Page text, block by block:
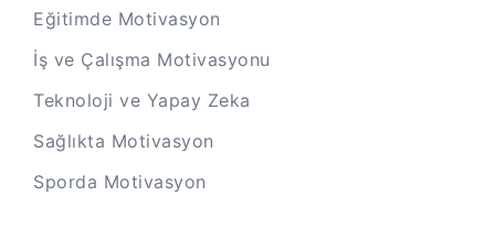
Eğitimde Motivasyon
İş ve Çalışma Motivasyonu
Teknoloji ve Yapay Zeka
Sağlıkta Motivasyon
Sporda Motivasyon